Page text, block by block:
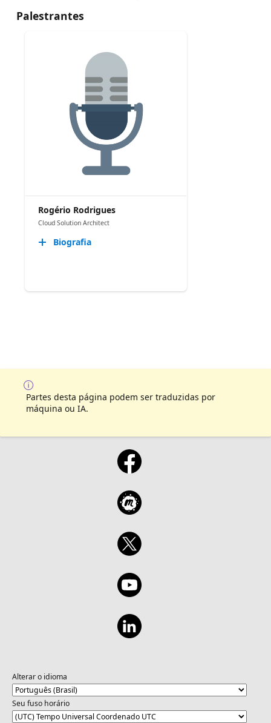
Palestrantes
Rogério Rodrigues
Cloud Solution Architect
Biografia
Partes desta página podem ser traduzidas por
máquina ou IA.
Alterar o idioma
Seu fuso horário